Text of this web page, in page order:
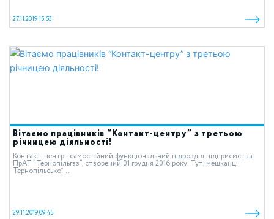
27.11.2019 15:53
Вітаємо працівників “Контакт-центру” з третьою
річницею діяльності!
Контакт-центр - самостійний функціональний підрозділ підприємства
ПрАТ ”Тернопільгаз”, створений 01 грудня 2016 року. Тут, мешканці
Тернопільської...
29.11.2019 09:45